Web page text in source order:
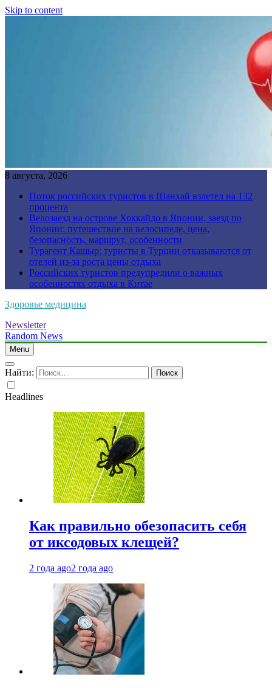
Skip to content
8 августа, 2026
Поток российских туристов в Шанхай взлетел на 132
процента
Велозаезд на острове Хоккайдо в Японии, заезд по
Японии: путешествие на велосипеде, цена,
безопасность, маршрут, особенности
Турагент Кашыр: туристы в Турции отказываются от
отелей из-за роста цены отдыха
Российских туристов предупредили о важных
особенностях отдыха в Китае
Здоровье медицина
Newsletter
Random News
Menu
Найти:
Headlines
Как правильно обезопасить себя
от иксодовых клещей?
2 года ago2 года ago